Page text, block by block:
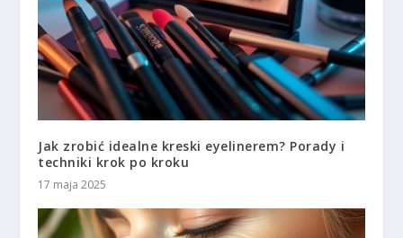
Jak zrobić idealne kreski eyelinerem? Porady i
techniki krok po kroku
17 maja 2025